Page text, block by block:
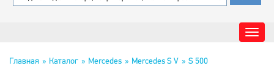
Главная Каталог Mercedes Mercedes S V S 500